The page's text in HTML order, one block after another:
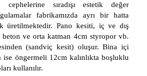
sıradışı estetik değer
fabrikamızda ayrı bir hatta
üretilmektedir. Pano kesiti, iç ve dış
beton ve orta katman 4cm styropor vb.
(sandviç kesit) oluşur. Bina içi
ise öngermeli 12cm kalınlıkta boşluklu
kullanılır.